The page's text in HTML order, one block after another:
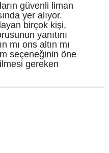
güvenli liman
yer alıyor.
birçok kişi,
yanıtını
mı ons altın mı
seçeneğinin öne
gereken